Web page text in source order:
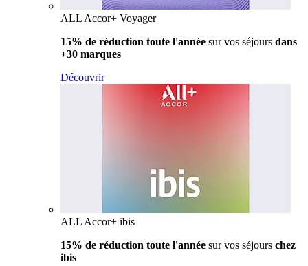
ALL Accor+ Voyager
15% de réduction toute l'année sur vos séjours dans
+30 marques
Découvrir
ALL Accor+ ibis
15% de réduction toute l'année sur vos séjours chez
ibis